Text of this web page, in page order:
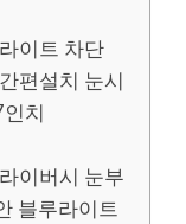
이트 차단
편설치 눈시
치
이버시 눈부
블루라이트